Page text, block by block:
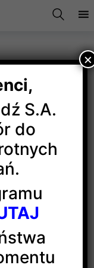
Łodzi
ciepła
mające
S.A.
do
×